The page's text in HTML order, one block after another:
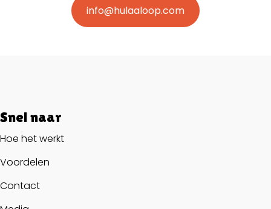
hebt altijd 14 dagen bedenktijd waarbij je zonder reden
de kleding kan terugsturen en het abonnement kan
info@hulaaloop.com
Snel naar
Hoe het werkt
Voordelen
Contact